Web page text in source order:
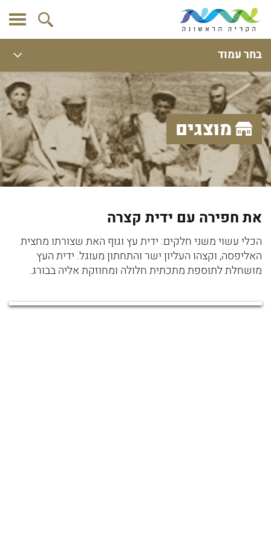
בחר עמוד
מוצגים
את חפירה עם ידית קצרה
הכלי עשוי משני חלקים: ידית עץ וגוף האת שצורתו מחצית
האליפסה, וקצהו העליון ישר והתחתון מעוגל. ידית העץ
מושחלת לתוספת מתכתית חלולה ומחוזקת אליה בבורג.